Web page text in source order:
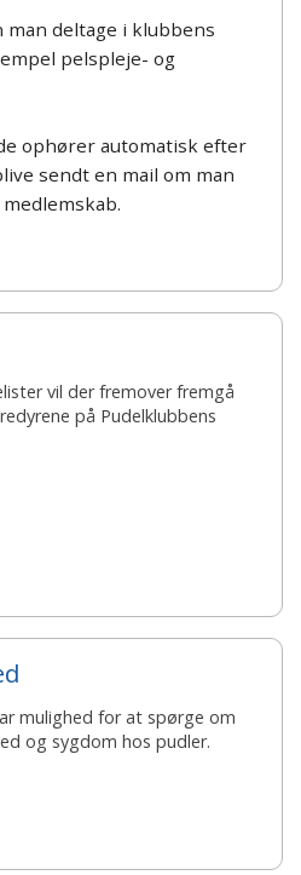
man deltage i klubbens
pelspleje- og
ophører automatisk efter
sendt en mail om man
vil der fremover fremgå
på Pudelklubbens
mulighed for at spørge om
og sygdom hos pudler.